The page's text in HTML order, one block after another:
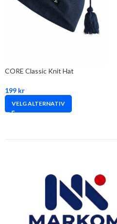
CORE Classic Knit Hat
199 kr
VELG ALTERNATIV